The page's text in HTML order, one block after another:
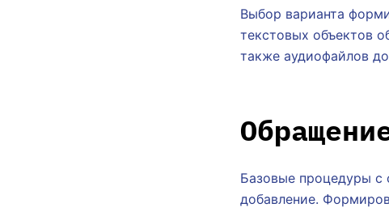
Выбор варианта
текстовых объектов
также аудиофайлов
Базовые процедуры с
добавление.